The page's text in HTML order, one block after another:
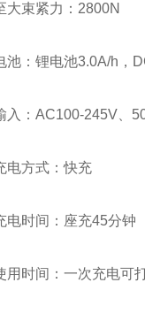
束紧力：2800N
：锂电池3.0A/h，
AC100-245V、
方式：快充
时间：座充45分钟
间：一次充电可打